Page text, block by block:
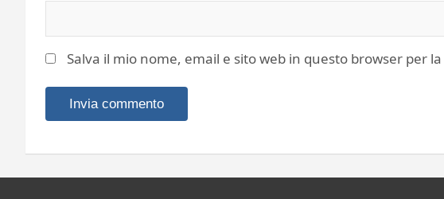
Salva il mio nome, email e sito web in questo browser per